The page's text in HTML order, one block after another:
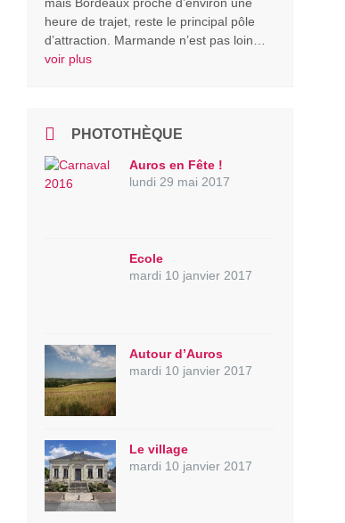
heure de trajet, reste le principal pôle
d’attraction. Marmande n’est pas loin…
voir plus
PHOTOTHÈQUE
Auros en Fête !
lundi 29 mai 2017
Ecole
mardi 10 janvier 2017
Autour d’Auros
mardi 10 janvier 2017
Le village
mardi 10 janvier 2017